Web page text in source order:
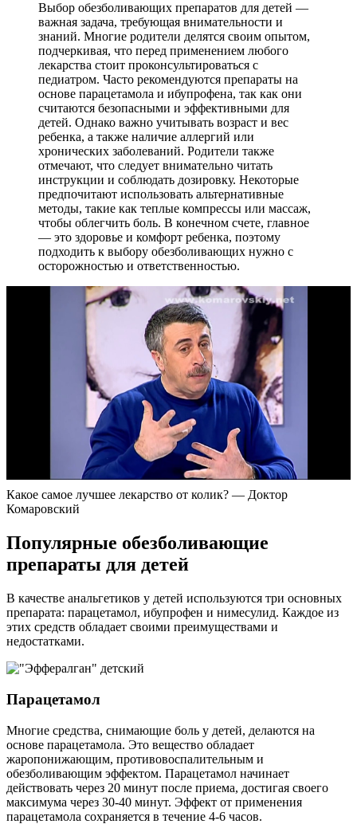
Выбор обезболивающих препаратов для детей —
важная задача, требующая внимательности и
знаний. Многие родители делятся своим опытом,
подчеркивая, что перед применением любого
лекарства стоит проконсультироваться с
педиатром. Часто рекомендуются препараты на
основе парацетамола и ибупрофена, так как они
считаются безопасными и эффективными для
детей. Однако важно учитывать возраст и вес
ребенка, а также наличие аллергий или
хронических заболеваний. Родители также
отмечают, что следует внимательно читать
инструкции и соблюдать дозировку. Некоторые
предпочитают использовать альтернативные
методы, такие как теплые компрессы или массаж,
чтобы облегчить боль. В конечном счете, главное
— это здоровье и комфорт ребенка, поэтому
подходить к выбору обезболивающих нужно с
осторожностью и ответственностью.
Какое самое лучшее лекарство от колик? — Доктор
Комаровский
Популярные обезболивающие
препараты для детей
В качестве анальгетиков у детей используются три основных
препарата: парацетамол, ибупрофен и нимесулид. Каждое из
этих средств обладает своими преимуществами и
недостатками.
Парацетамол
Многие средства, снимающие боль у детей, делаются на
основе парацетамола. Это вещество обладает
жаропонижающим, противовоспалительным и
обезболивающим эффектом. Парацетамол начинает
действовать через 20 минут после приема, достигая своего
максимума через 30-40 минут. Эффект от применения
парацетамола сохраняется в течение 4-6 часов.